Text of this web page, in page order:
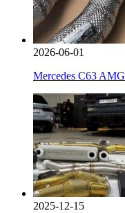
2026-06-01
Mercedes C63
2025-12-15